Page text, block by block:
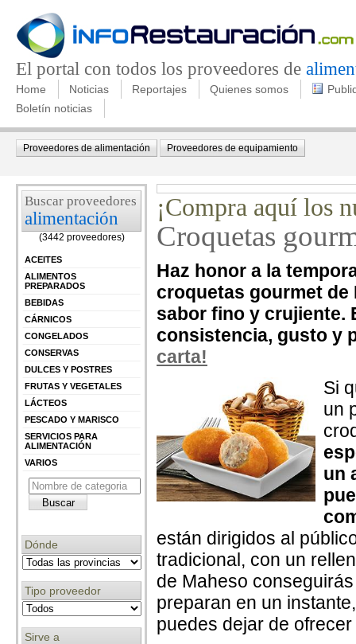
El portal con todos los proveedores de
Home Noticias Reportajes Quienes somos
Boletín noticias
Proveedores de alimentación Proveedores de equipamiento
Buscar proveedores
alimentación
(3442 proveedores)
ACEITES
ALIMENTOS
PREPARADOS
BEBIDAS
CÁRNICOS
CONGELADOS
CONSERVAS
DULCES Y POSTRES
FRUTAS Y VEGETALES
LÁCTEOS
PESCADO Y MARISCO
SERVICIOS PARA
ALIMENTACIÓN
VARIOS
Dónde
Tipo proveedor
Sirve a
¡Compra aquí los
Croquetas
Haz honor a la
croquetas gourmet
sabor fino y crujiente.
consistencia, gusto y
carta!
Si
un
un
están dirigidos al
tradicional, con un
de Maheso
preparan en un
puedes dejar de